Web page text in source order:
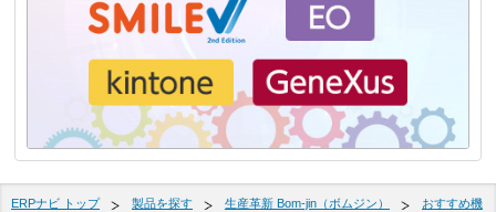
ERPナビ トップ 製品を探す 生産革新 Bom-jin（ボムジン）
おすすめ機